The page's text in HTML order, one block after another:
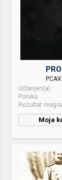
Display:
Sound:
Case:
Učlanjen(a)
Poruka
Rezultat
Moja